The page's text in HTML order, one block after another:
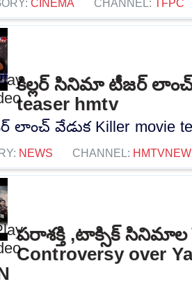
CINEMA CHANNEL: TFPC
కిల్లర్ సినిమా టీజర్ లాంచ్
teaser hmtv
వేడుక Killer movie
NEWS CHANNEL:
పరాశక్తి ,టాక్సిక్
Controversy over